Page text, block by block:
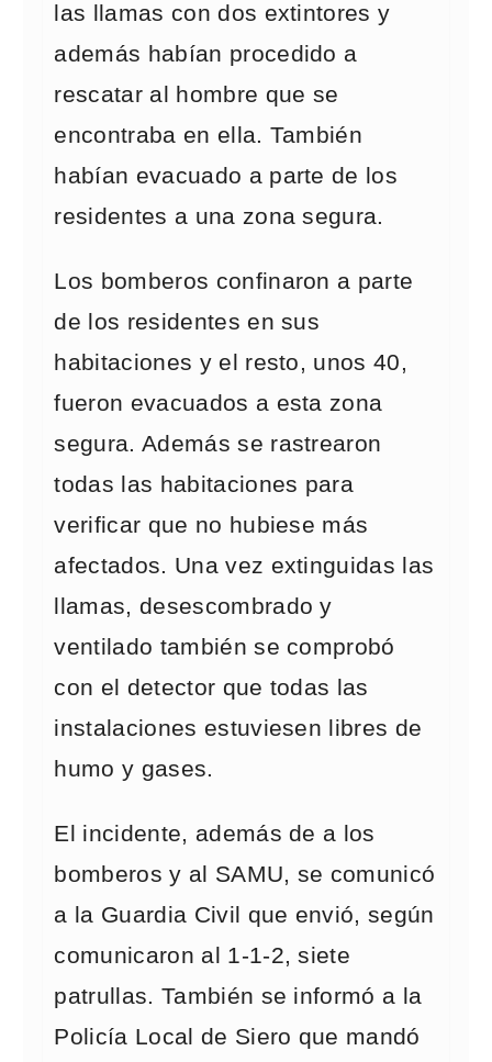
las llamas con dos extintores y
además habían procedido a
rescatar al hombre que se
encontraba en ella. También
habían evacuado a parte de los
residentes a una zona segura.
Los bomberos confinaron a parte
de los residentes en sus
habitaciones y el resto, unos 40,
fueron evacuados a esta zona
segura. Además se rastrearon
todas las habitaciones para
verificar que no hubiese más
afectados. Una vez extinguidas las
llamas, desescombrado y
ventilado también se comprobó
con el detector que todas las
instalaciones estuviesen libres de
humo y gases.
El incidente, además de a los
bomberos y al SAMU, se comunicó
a la Guardia Civil que envió, según
comunicaron al 1-1-2, siete
patrullas. También se informó a la
Policía Local de Siero que mandó